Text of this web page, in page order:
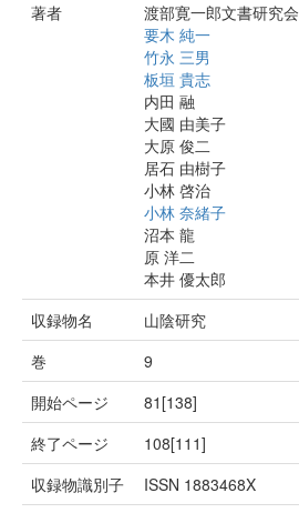
著者
渡部寛一郎文書研究会
要木 純一
竹永 三男
板垣 貴志
内田 融
大國 由美子
大原 俊二
居石 由樹子
小林 啓治
小林 奈緒子
沼本 龍
原 洋二
本井 優太郎
収録物名
山陰研究
巻
9
開始ページ
81[138]
終了ページ
108[111]
収録物識別子
ISSN 1883468X